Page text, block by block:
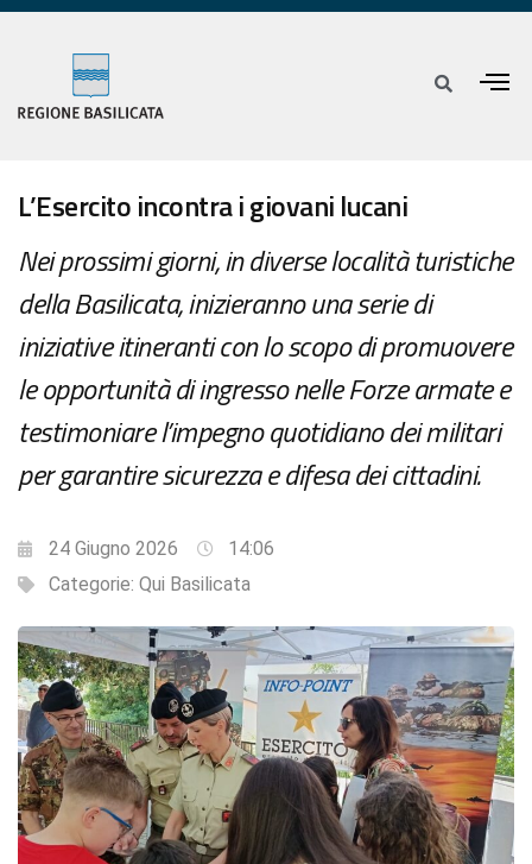
L’Esercito incontra i giovani lucani
Nei prossimi giorni, in diverse località turistiche
della Basilicata, inizieranno una serie di
iniziative itineranti con lo scopo di promuovere
le opportunità di ingresso nelle Forze armate e
testimoniare l’impegno quotidiano dei militari
per garantire sicurezza e difesa dei cittadini.
24 Giugno 2026
14:06
Categorie: Qui Basilicata